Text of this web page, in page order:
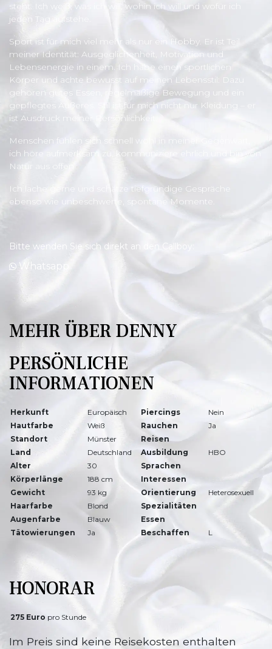
steht. Ich weiß, was ich will, wohin ich will und wofür ich
jeden Tag aufstehe.
Sport ist für mich viel mehr als nur ein Hobby. Er ist Teil
meiner Identität: Ausgeglichenheit, Motivation und
Lebensenergie in einem. Ich habe einen sportlichen
Körper und achte bewusst auf meinen Lebensstil: Dazu
gehören gutes Essen, regelmäßige Bewegung und ein
gepflegtes Äußeres. Stil ist für mich nicht nur Kleidung – er
ist Ausdruck meiner Persönlichkeit.
Menschen fühlen sich schnell wohl in meiner Gegenwart,
ich höre aufmerksam zu, kommuniziere ehrlich und bin von
Natur aus offen.
Ich lache gerne und schätze tiefgründige Gespräche
ebenso wie unbeschwerte, spontane Momente.
Bitte wenden Sie sich direkt an den Callboy:
Whatsapp
MEHR ÜBER DENNY
PERSÖNLICHE
INFORMATIONEN
Herkunft Europäisch Piercings
Nein
Hautfarbe
Weiß Rauchen
Ja
Standort
Münster
Reisen
Land
Deutschland Ausbildung
HBO
Alter
30
Sprachen
Körperlänge
188 cm
Interessen
Gewicht
93 kg Orientierung
Heterosexuell
Haarfarbe
Blond
Spezialitäten
Augenfarbe
Blauw
Essen
Tätowierungen
Ja Beschaffen L
HONORAR
275 Euro pro Stunde
Im Preis sind keine Reisekosten enthalten